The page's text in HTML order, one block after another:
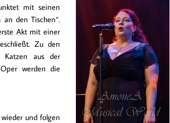
mit seinen
an den Tischen“.
Akt mit einer
Zu den
Katzen aus der
werden die
und folgen